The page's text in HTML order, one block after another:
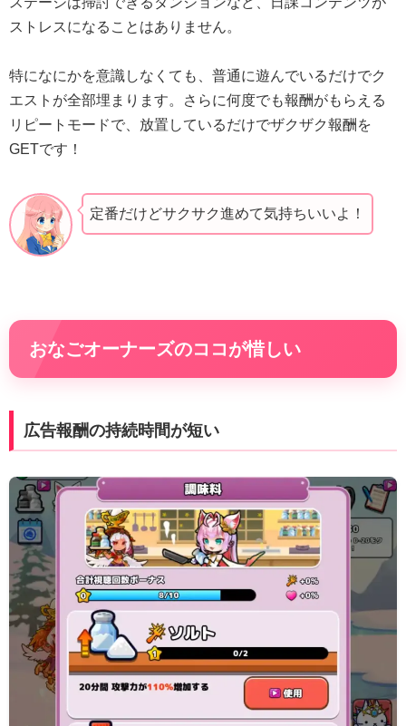
ストレスになることはありません。
特になにかを意識しなくても、普通に遊んでいるだけでク
エストが全部埋まります。さらに何度でも報酬がもらえる
リピートモードで、放置しているだけでザクザク報酬を
GETです！
定番だけどサクサク進めて気持ちいいよ！
おなごオーナーズのココが惜しい
広告報酬の持続時間が短い